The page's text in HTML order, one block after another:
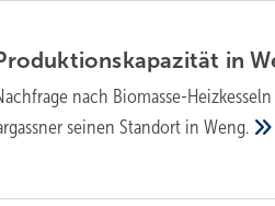
in
nach Biomasse-
seinen Standort inWeng.